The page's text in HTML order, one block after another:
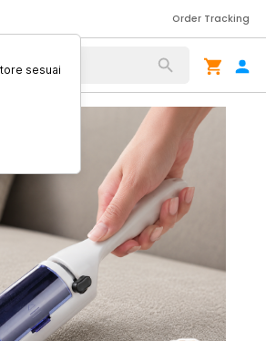
Order Tracking
sesuai